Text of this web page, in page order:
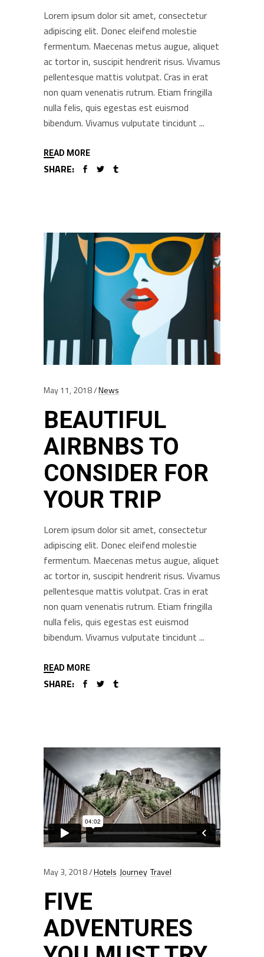
Lorem ipsum dolor sit amet, consectetur
adipiscing elit. Donec eleifend molestie
fermentum. Maecenas metus augue, aliquet
ac tortor in, suscipit hendrerit risus. Vivamus
pellentesque mattis volutpat. Cras in erat
non quam venenatis rutrum. Etiam fringilla
nulla felis, quis egestas est euismod
bibendum. Vivamus vulputate tincidunt
READ MORE
SHARE:
May 11, 2018 News
BEAUTIFUL
AIRBNBS TO
CONSIDER FOR
YOUR TRIP
Lorem ipsum dolor sit amet, consectetur
adipiscing elit. Donec eleifend molestie
fermentum. Maecenas metus augue, aliquet
ac tortor in, suscipit hendrerit risus. Vivamus
pellentesque mattis volutpat. Cras in erat
non quam venenatis rutrum. Etiam fringilla
nulla felis, quis egestas est euismod
bibendum. Vivamus vulputate tincidunt
READ MORE
SHARE:
May 3, 2018 Hotels Journey Travel
FIVE
ADVENTURES